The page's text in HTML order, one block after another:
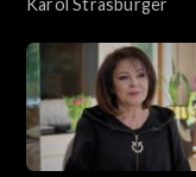
Karol Strasburger